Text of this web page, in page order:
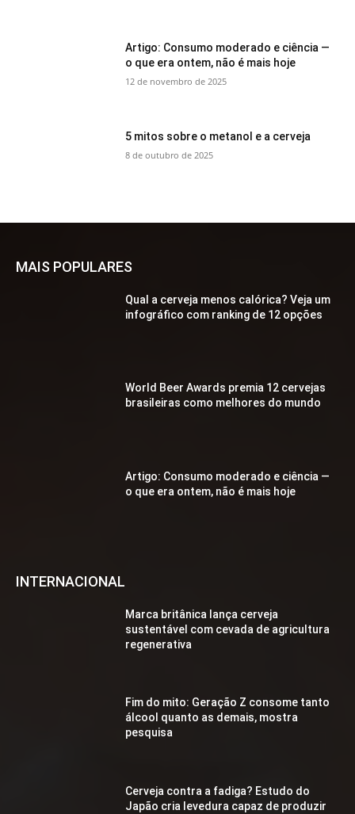
Artigo: Consumo moderado e ciência —
o que era ontem, não é mais hoje
12 de novembro de 2025
5 mitos sobre o metanol e a cerveja
8 de outubro de 2025
MAIS POPULARES
Qual a cerveja menos calórica? Veja um
infográfico com ranking de 12 opções
World Beer Awards premia 12 cervejas
brasileiras como melhores do mundo
Artigo: Consumo moderado e ciência —
o que era ontem, não é mais hoje
INTERNACIONAL
Marca britânica lança cerveja
sustentável com cevada de agricultura
regenerativa
Fim do mito: Geração Z consome tanto
álcool quanto as demais, mostra
pesquisa
Cerveja contra a fadiga? Estudo do
Japão cria levedura capaz de produzir